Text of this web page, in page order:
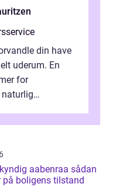
din have
uderum. En
for
naturlig
aabenraa sådan
på boligens tilstand